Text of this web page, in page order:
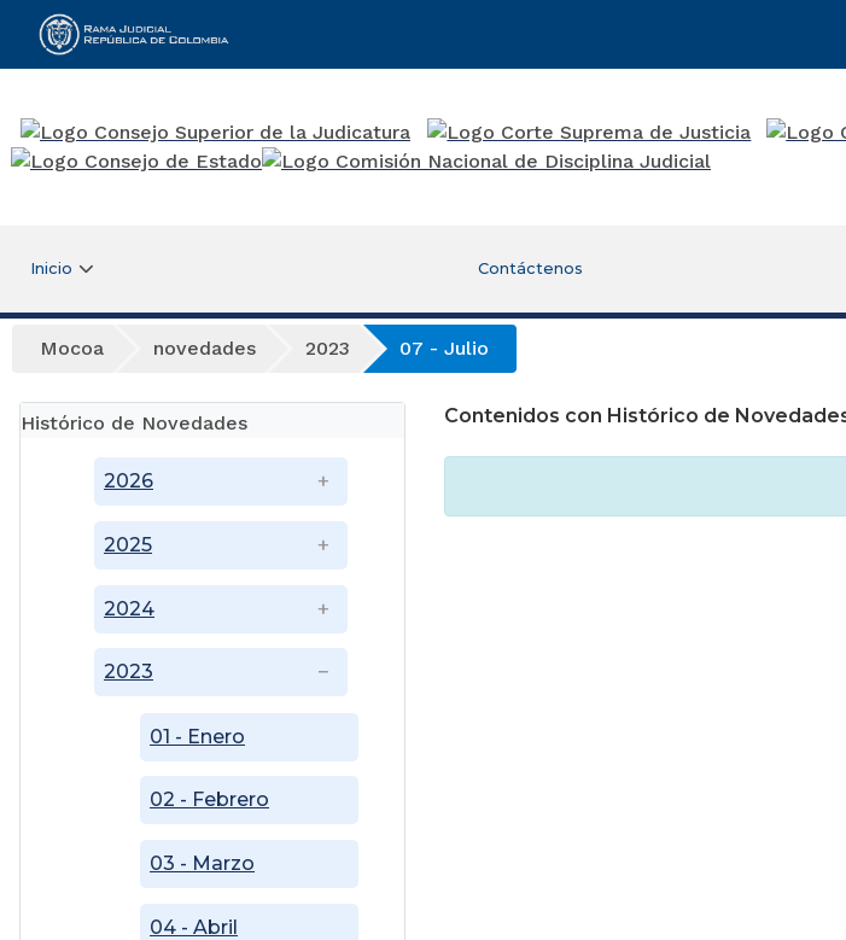
Rama Judicial
Inicio Contáctenos
Mocoa novedades 2023 07 - Julio
Histórico de Novedades
2023
01 - Enero
02 - Febrero
03 - Marzo
04 - Abril
2024
2025
2026
Contenidos con Histórico de